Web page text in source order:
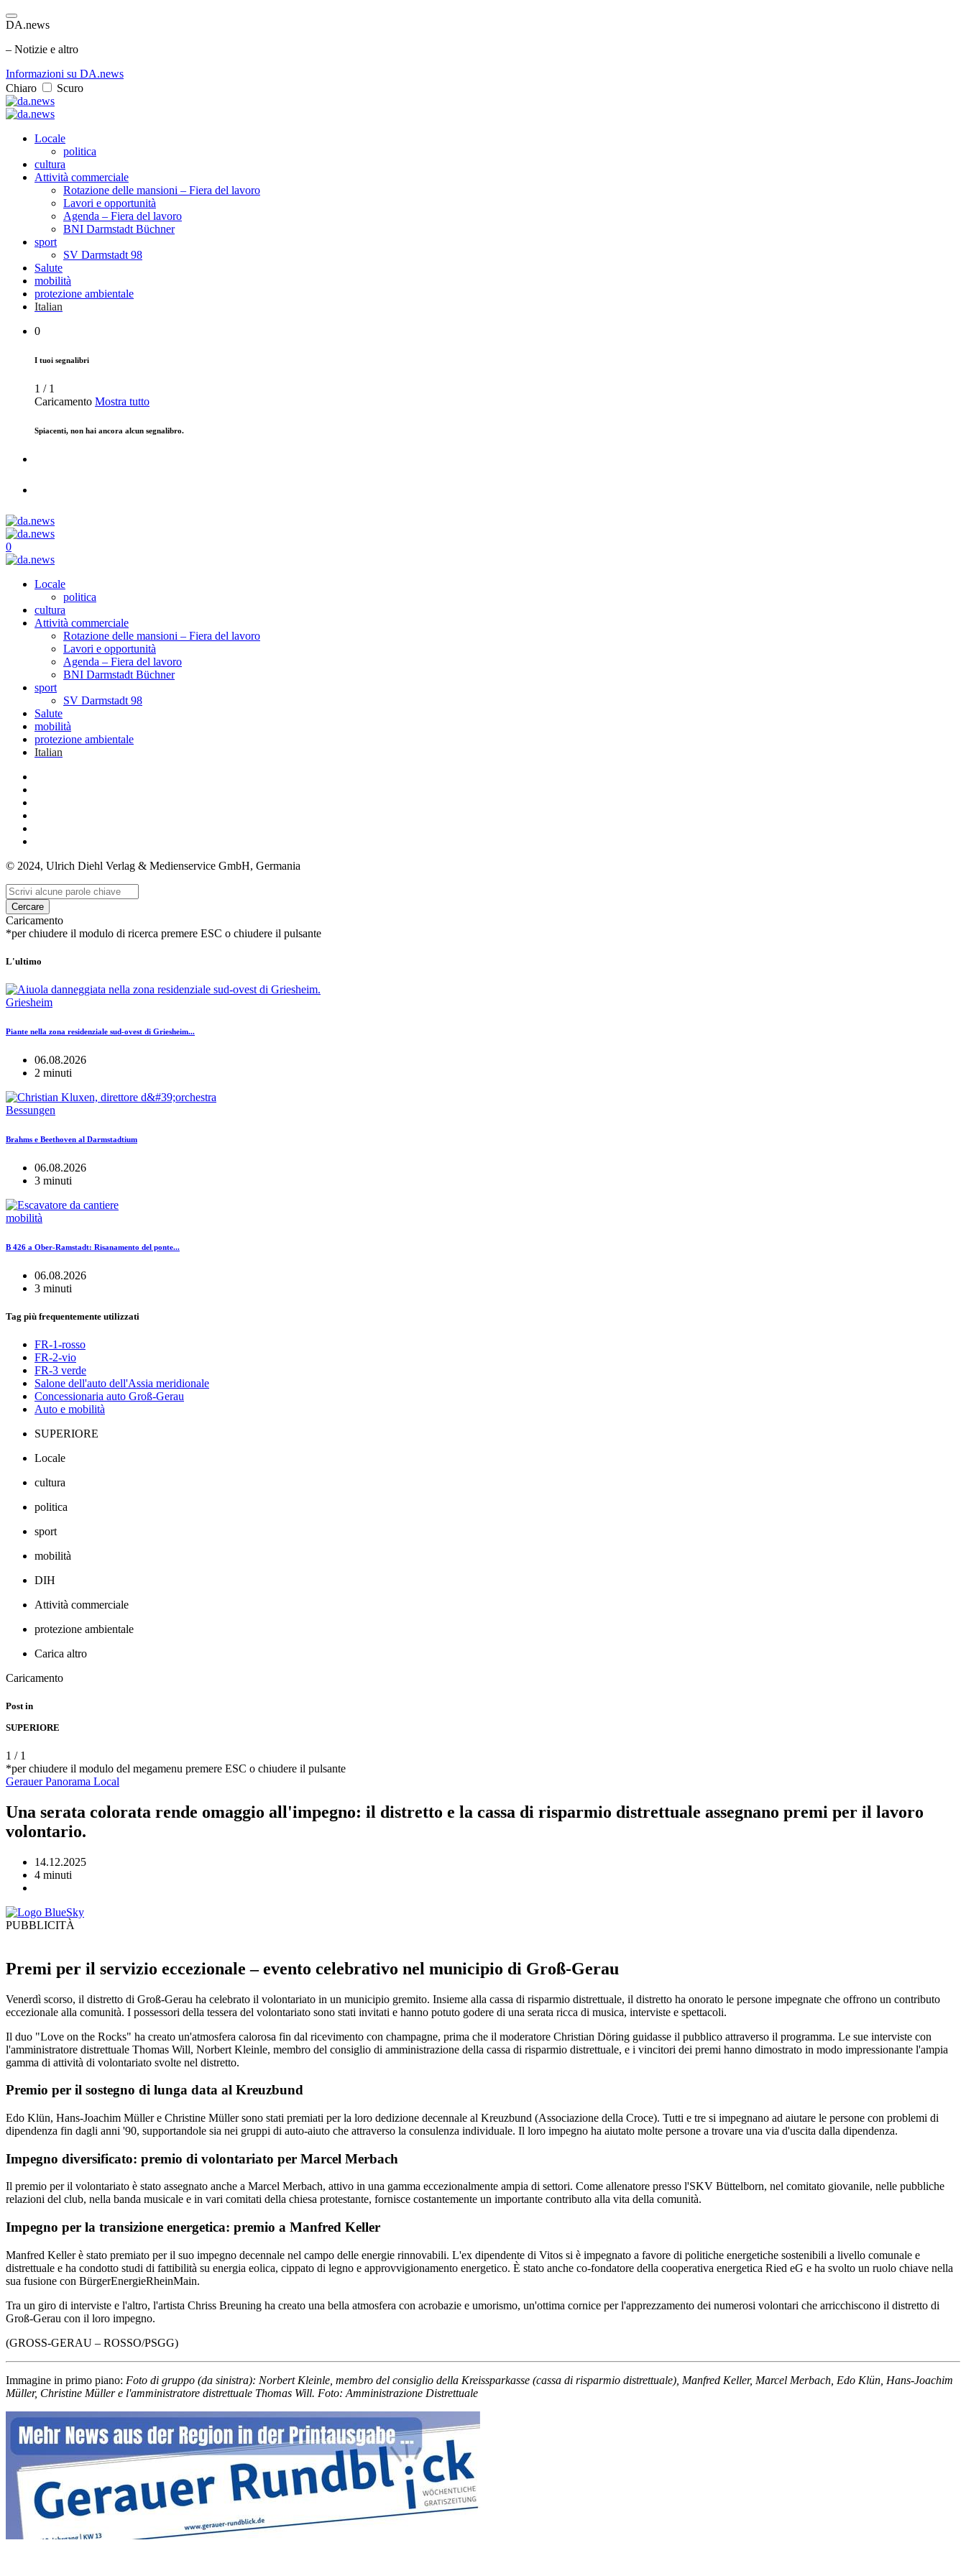
DA.news
– Notizie e altro
Informazioni su DA.news
Chiaro
Scuro
Locale
politica
cultura
Attività commerciale
Rotazione delle mansioni – Fiera del lavoro
Lavori e opportunità
Agenda – Fiera del lavoro
BNI Darmstadt Büchner
sport
SV Darmstadt 98
Salute
mobilità
protezione ambientale
Italian
0
I tuoi segnalibri
1 / 1
Caricamento Mostra tutto
Spiacenti, non hai ancora alcun segnalibro.
0
Locale
politica
cultura
Attività commerciale
Rotazione delle mansioni – Fiera del lavoro
Lavori e opportunità
Agenda – Fiera del lavoro
BNI Darmstadt Büchner
sport
SV Darmstadt 98
Salute
mobilità
protezione ambientale
Italian
© 2024, Ulrich Diehl Verlag & Medienservice GmbH, Germania
Cercare
Caricamento
*per chiudere il modulo di ricerca premere ESC o chiudere il pulsante
L'ultimo
Griesheim
Piante nella zona residenziale sud-ovest di Griesheim...
06.08.2026
2 minuti
Bessungen
Brahms e Beethoven al Darmstadtium
06.08.2026
3 minuti
mobilità
B 426 a Ober-Ramstadt: Risanamento del ponte...
06.08.2026
3 minuti
Tag più frequentemente utilizzati
FR-1-rosso
FR-2-vio
FR-3 verde
Salone dell'auto dell'Assia meridionale
Concessionaria auto Groß-Gerau
Auto e mobilità
SUPERIORE
Locale
cultura
politica
sport
mobilità
DIH
Attività commerciale
protezione ambientale
Carica altro
Caricamento
Post in
SUPERIORE
1 / 1
*per chiudere il modulo del megamenu premere ESC o chiudere il pulsante
Gerauer Panorama Local
Una serata colorata rende omaggio all'impegno: il distretto e la cassa di risparmio distrettuale assegnano premi per il lavoro
volontario.
14.12.2025
4 minuti
PUBBLICITÀ
Premi per il servizio eccezionale – evento celebrativo nel municipio di Groß-Gerau
Venerdì scorso, il distretto di Groß-Gerau ha celebrato il volontariato in un municipio gremito. Insieme alla cassa di risparmio distrettuale, il distretto ha onorato le persone impegnate che offrono un contributo
eccezionale alla comunità. I ​​possessori della tessera del volontariato sono stati invitati e hanno potuto godere di una serata ricca di musica, interviste e spettacoli.
Il duo "Love on the Rocks" ha creato un'atmosfera calorosa fin dal ricevimento con champagne, prima che il moderatore Christian Döring guidasse il pubblico attraverso il programma. Le sue interviste con
l'amministratore distrettuale Thomas Will, Norbert Kleinle, membro del consiglio di amministrazione della cassa di risparmio distrettuale, e i vincitori dei premi hanno dimostrato in modo impressionante l'ampia
gamma di attività di volontariato svolte nel distretto.
Premio per il sostegno di lunga data al Kreuzbund
Edo Klün, Hans-Joachim Müller e Christine Müller sono stati premiati per la loro dedizione decennale al Kreuzbund (Associazione della Croce). Tutti e tre si impegnano ad aiutare le persone con problemi di
dipendenza fin dagli anni '90, supportandole sia nei gruppi di auto-aiuto che attraverso la consulenza individuale. Il loro impegno ha aiutato molte persone a trovare una via d'uscita dalla dipendenza.
Impegno diversificato: premio di volontariato per Marcel Merbach
Il premio per il volontariato è stato assegnato anche a Marcel Merbach, attivo in una gamma eccezionalmente ampia di settori. Come allenatore presso l'SKV Büttelborn, nel comitato giovanile, nelle pubbliche
relazioni del club, nella banda musicale e in vari comitati della chiesa protestante, fornisce costantemente un importante contributo alla vita della comunità.
Impegno per la transizione energetica: premio a Manfred Keller
Manfred Keller è stato premiato per il suo impegno decennale nel campo delle energie rinnovabili. L'ex dipendente di Vitos si è impegnato a favore di politiche energetiche sostenibili a livello comunale e
distrettuale e ha condotto studi di fattibilità su energia eolica, cippato di legno e approvvigionamento energetico. È stato anche co-fondatore della cooperativa energetica Ried eG e ha svolto un ruolo chiave nella
sua fusione con BürgerEnergieRheinMain.
Tra un giro di interviste e l'altro, l'artista Chriss Breuning ha creato una bella atmosfera con acrobazie e umorismo, un'ottima cornice per l'apprezzamento dei numerosi volontari che arricchiscono il distretto di
Groß-Gerau con il loro impegno.
(GROSS-GERAU – ROSSO/PSGG)
Immagine in primo piano: Foto di gruppo (da sinistra): Norbert Kleinle, membro del consiglio della Kreissparkasse (cassa di risparmio distrettuale), Manfred Keller, Marcel Merbach, Edo Klün, Hans-Joachim
Müller, Christine Müller e l'amministratore distrettuale Thomas Will. Foto: Amministrazione Distrettuale